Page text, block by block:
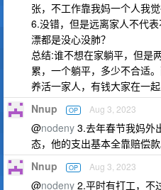
张，不工作靠我妈一个人我觉
6.没错，但是远离家人不代
漂都是没心没肺？
总结:谁不想在家躺平，但是
累，一个躺平，多少不合适
养活一家人，有钱大家在一起
Nnup OP Aug 3, 2023
@nodeny 3.去年春节我妈外
态，他的支出基本全靠赔偿款
Nnup OP Aug 3, 2023
@nodeny 2.平时有打工，不